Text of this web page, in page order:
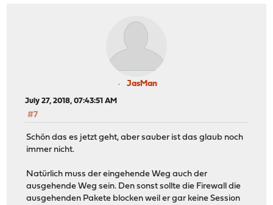
JasMan
July 27, 2018, 07:43:51 AM
#7
Schön das es jetzt geht, aber sauber ist das glaub noch
immer nicht.
Natürlich muss der eingehende Weg auch der
ausgehende Weg sein. Den sonst sollte die Firewall die
ausgehenden Pakete blocken weil er gar keine Session